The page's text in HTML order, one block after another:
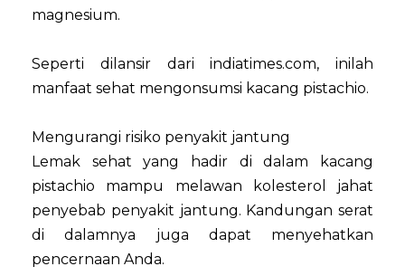
magnesium.
Seperti dilansir dari indiatimes.com, inilah
manfaat sehat mengonsumsi kacang pistachio.
Mengurangi risiko penyakit jantung
Lemak sehat yang hadir di dalam kacang
pistachio mampu melawan kolesterol jahat
penyebab penyakit jantung. Kandungan serat
di dalamnya juga dapat menyehatkan
pencernaan Anda.